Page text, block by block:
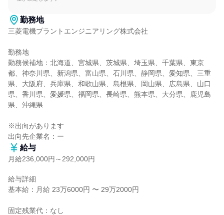
勤務地
三菱電機プラントエンジニアリング株式会社
勤務地
勤務候補地：北海道、宮城県、茨城県、埼玉県、千葉県、東京
都、神奈川県、新潟県、富山県、石川県、静岡県、愛知県、三重
県、大阪府、兵庫県、和歌山県、島根県、岡山県、広島県、山口
県、香川県、愛媛県、福岡県、長崎県、熊本県、大分県、鹿児島
県、沖縄県
※出向があります
出向先企業名：ー
給与
月給236,000円～292,000円
給与詳細
基本給：月給 23万6000円 〜 29万2000円
固定残業代：なし